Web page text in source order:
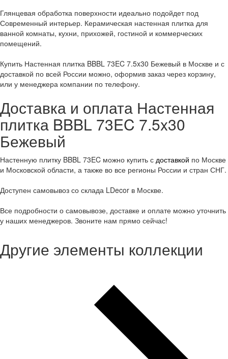
Глянцевая обработка поверхности идеально подойдет под
Современный интерьер. Керамическая настенная плитка для
ванной комнаты, кухни, прихожей, гостиной и коммерческих
помещений.
Купить Настенная плитка BBBL 73EC 7.5x30 Бежевый в Москве и с
доставкой по всей России можно, оформив заказ через корзину,
или у менеджера компании по телефону.
Доставка и оплата Настенная
плитка BBBL 73EC 7.5x30
Бежевый
Настенную плитку BBBL 73EC можно купить с доставкой по Москве
и Московской области, а также во все регионы России и стран СНГ.
Доступен самовывоз со склада LDecor в Москве.
Все подробности о самовывозе, доставке и оплате можно уточнить
у наших менеджеров. Звоните нам прямо сейчас!
Другие элементы коллекции